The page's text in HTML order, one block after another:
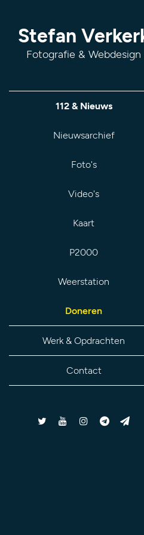
Stefan
Fotografie & Webdesign
112 & Nieuws
Nieuwsarchief
Foto's
Video's
Kaart
P2000
Weerstation
Doneren
Werk & Opdrachten
Contact